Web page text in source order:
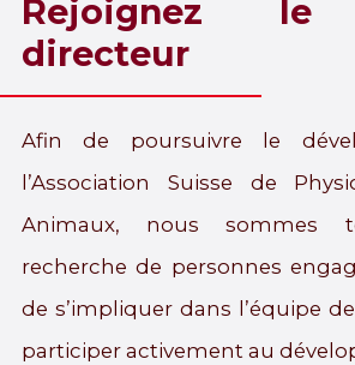
Rejoignez le
directeur
Afin de poursuivre le
l’Association Suisse de
Animaux, nous sommes
recherche de personnes
de s’impliquer dans l’équipe
participer activement au